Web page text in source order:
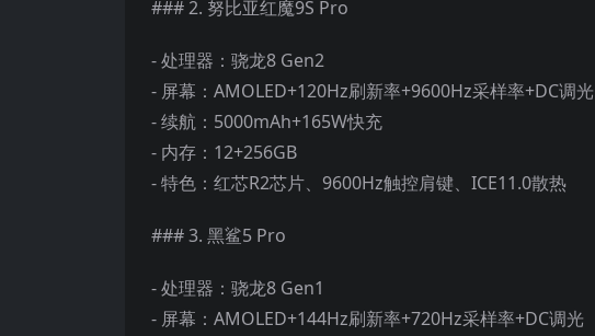
### 2. 努比亚红魔9S Pro
- 处理器：骁龙8 Gen2
- 屏幕：AMOLED+120Hz刷新率+9600Hz采样率+DC调光
- 续航：5000mAh+165W快充
- 内存：12+256GB
- 特色：红芯R2芯片、9600Hz触控肩键、ICE11.0散热
### 3. 黑鲨5 Pro
- 处理器：骁龙8 Gen1
- 屏幕：AMOLED+144Hz刷新率+720Hz采样率+DC调光